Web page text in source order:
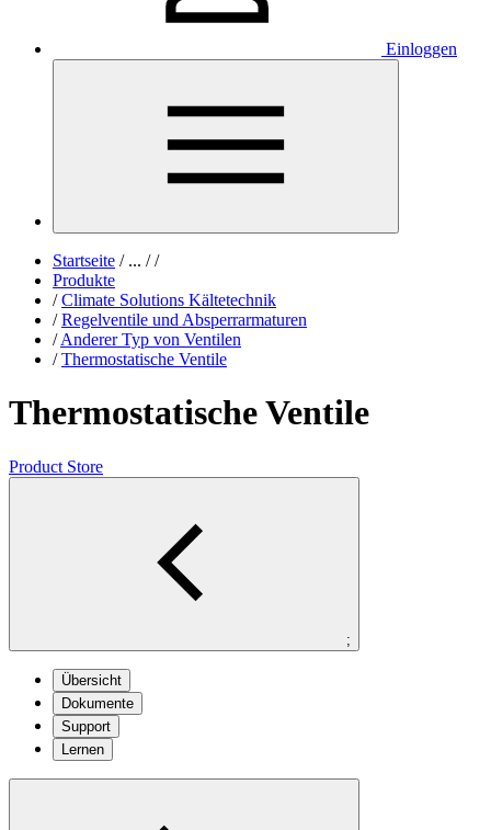
Einloggen
Startseite /... / /
Produkte
/ Climate Solutions Kältetechnik
/ Regelventile und Absperrarmaturen
/ Anderer Typ von Ventilen
/ Thermostatische Ventile
Thermostatische Ventile
Product Store
;
Übersicht
Dokumente
Support
Lernen